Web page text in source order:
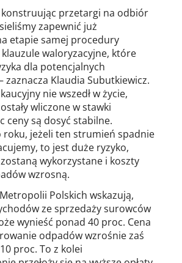
konstruując przetargi na odbiór
zapewnić już
etapie samej procedury
waloryzacyjne, które
dla potencjalnych
zaznacza Klaudia Subutkiewicz.
nie wszedł w życie,
wliczone w stawki
ceny są dosyć stabilne.
roku, jeżeli ten strumień spadnie
to jest duże ryzyko,
wykorzystane i koszty
wzrosną.
Polskich wskazują,
ze sprzedaży surowców
wynieść ponad 40 proc. Cena
odpadów wzrośnie zaś
proc. To z kolei